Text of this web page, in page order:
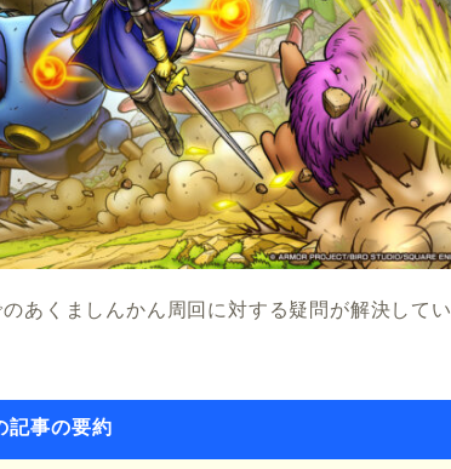
あくましんかん周回に対する疑問が解決してい
記事の要約